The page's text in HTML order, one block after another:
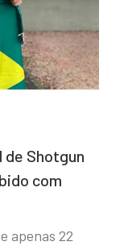
de Shotgun
com
apenas 22